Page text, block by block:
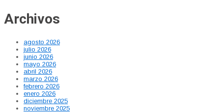
Archivos
agosto 2026
julio 2026
junio 2026
mayo 2026
abril 2026
marzo 2026
febrero 2026
enero 2026
diciembre 2025
noviembre 2025